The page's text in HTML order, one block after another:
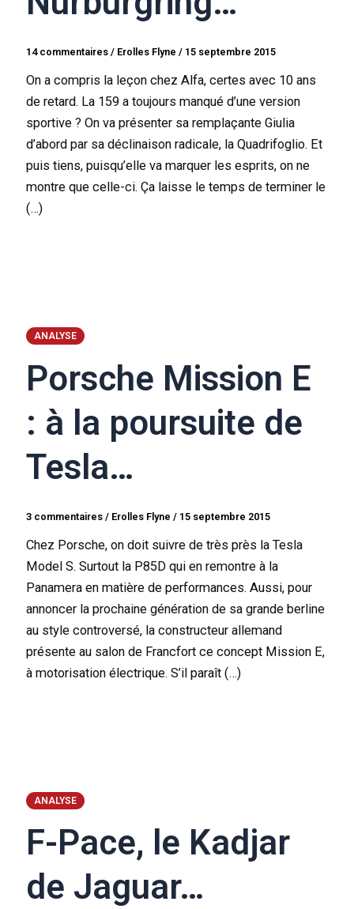
14 commentaires / Erolles Flyne/ 15 septembre 2015
On a compris la leçon chez Alfa, certes avec 10 ans
de retard. La 159 a toujours manqué d’une version
sportive ? On va présenter sa remplaçante Giulia
d’abord par sa déclinaison radicale, la Quadrifoglio. Et
puis tiens, puisqu’elle va marquer les esprits, on ne
montre que celle-ci. Ça laisse le temps de terminer le
(…)
ANALYSE
Porsche Mission E
: à la poursuite de
Tesla…
3 commentaires / Erolles Flyne/ 15 septembre 2015
Chez Porsche, on doit suivre de très près la Tesla
Model S. Surtout la P85D qui en remontre à la
Panamera en matière de performances. Aussi, pour
annoncer la prochaine génération de sa grande berline
au style controversé, la constructeur allemand
présente au salon de Francfort ce concept Mission E,
à motorisation électrique. S’il paraît (…)
ANALYSE
F-Pace, le Kadjar
de Jaguar…